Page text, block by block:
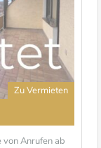
Zu Vermieten
von Anrufen ab